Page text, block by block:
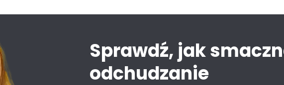
Sprawdź, jak
odchudzanie